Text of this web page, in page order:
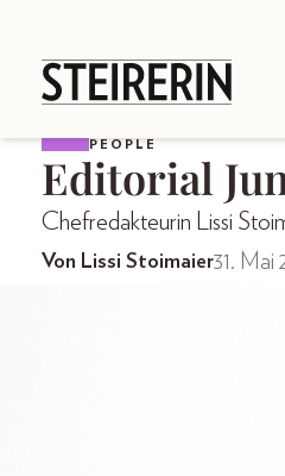
PEOPLE
Editorial
Chefredakteurin Lissi
Von Lissi Stoimaier31. Mai